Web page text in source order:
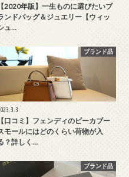
【2020年版】一生ものに選びたいブ
ンドバッグ＆ジュエリー【ウィッ
ュ…
ブランド品
【口コミ】フェンディのピーカブー
モールにはどのくらい荷物が入
？詳しく…
ブランド品